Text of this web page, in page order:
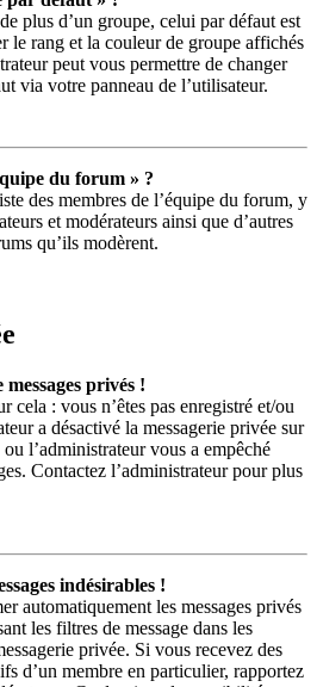
plus d’un groupe, celui par défaut est
le rang et la couleur de groupe affichés
peut vous permettre de changer
via votre panneau de l’utilisateur.
du forum » ?
des membres de l’équipe du forum, y
et modérateurs ainsi que d’autres
qu’ils modèrent.
privés !
cela : vous n’êtes pas enregistré et/ou
a désactivé la messagerie privée sur
l’administrateur vous a empêché
Contactez l’administrateur pour plus
indésirables !
automatiquement les messages privés
les filtres de message dans les
privée. Si vous recevez des
d’un membre en particulier, rapportez